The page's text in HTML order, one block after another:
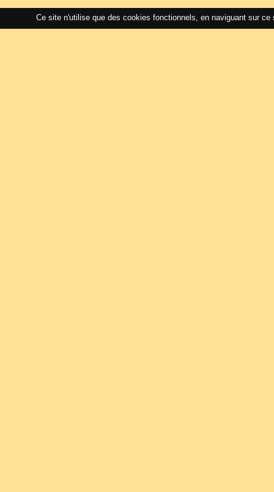
Ce site n'utilise que des cookies fonctionnels, en naviguant sur